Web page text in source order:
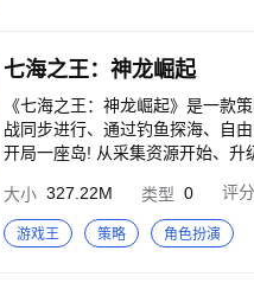
七海之王：神龙崛起
《七海之王：神龙崛起》是一款
战同步进行、通过钓鱼探海、自
开局一座岛! 从采集资源开始、升
战力决定一场战斗的上限，联盟指挥与执行决定七海的最终
资源、建筑与科技发展。升级船
度、实时贸易、资源分配和发展路线，都会影响你进入
大小 327.22M 类型 0 评分
游戏王 策略 角色扮演